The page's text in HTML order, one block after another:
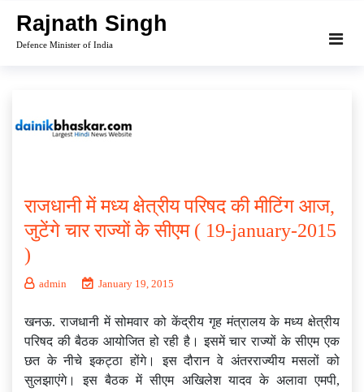
content
Rajnath Singh
Defence Minister of India
राजधानी में मध्य क्षेत्रीय परिषद की मीटिंग आज,
जुटेंगे चार राज्यों के सीएम ( 19-january-2015
)
admin January 19, 2015
खनऊ. राजधानी में सोमवार को केंद्रीय गृह मंत्रालय के मध्य क्षेत्रीय
परिषद की बैठक आयोजित हो रही है। इसमें चार राज्यों के सीएम एक
छत के नीचे इकट्ठा होंगे। इस दौरान वे अंतरराज्यीय मसलों को
सुलझाएंगे। इस बैठक में सीएम अखिलेश यादव के अलावा एमपी,